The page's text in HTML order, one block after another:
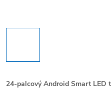
24-palcový Android Smart LED